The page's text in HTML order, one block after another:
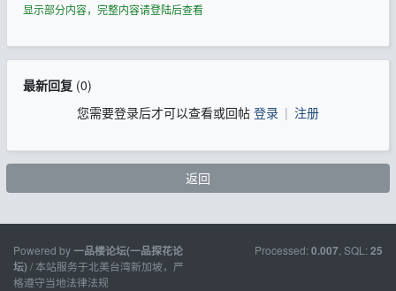
显示部分内容，完整内容请登陆后查看
最新回复(0)
您需要登录后才可以查看或回帖 登录 | 注册
返回
Powered by一品楼论坛(一品探花论
坛)/ 本站服务于北美台湾新加坡，严
格遵守当地法律法规
Processed: 0.007 , SQL: 25